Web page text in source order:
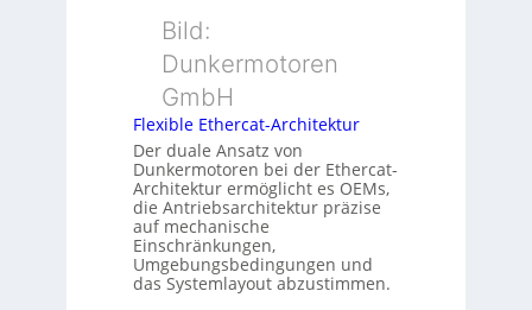
g
u
u
n
d
Z
u
s
t
y
s
o
r
g
t
f
ü
Bild:
Dunkermotoren
GmbH
Flexible Ethercat-Architektur
Der duale Ansatz von
Dunkermotoren bei der Ethercat-
Architektur ermöglicht es OEMs,
die Antriebsarchitektur präzise
auf mechanische
Einschränkungen,
Umgebungsbedingungen und
das Systemlayout abzustimmen.